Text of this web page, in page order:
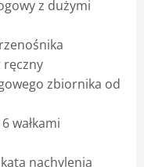
z dużymi
ręczny
zbiornika od
wałkami
nachylenia